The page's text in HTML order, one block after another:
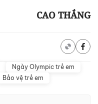
CAO THẮNG
Ngày Olympic trẻ em
Bảo vệ trẻ em